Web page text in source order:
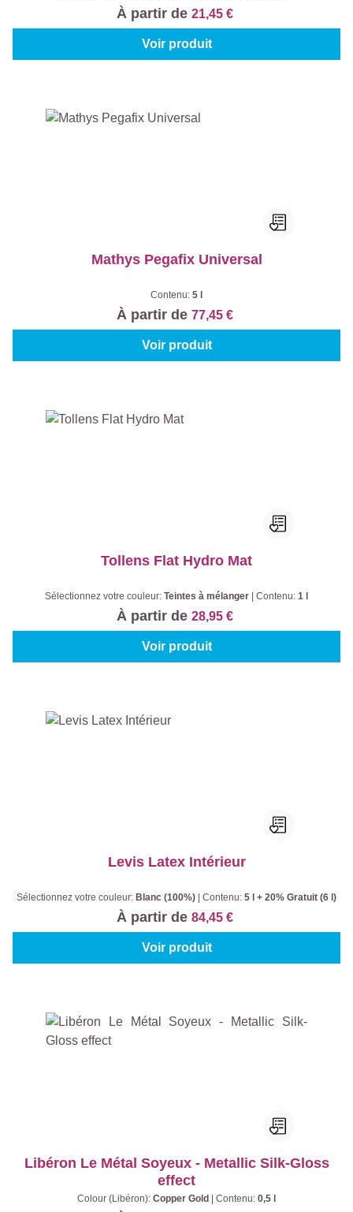
À partir de 21,45 €
Voir produit
Mathys Pegafix Universal
Contenu: 5 l
À partir de 77,45 €
Voir produit
Tollens Flat Hydro Mat
Sélectionnez votre couleur: Teintes à mélanger Contenu: 1 l
À partir de 28,95 €
Voir produit
Levis Latex Intérieur
Sélectionnez votre couleur: Blanc (100%) Contenu: 5 l + 20% Gratuit (6 l)
À partir de 84,45 €
Voir produit
Libéron Le Métal Soyeux - Metallic Silk-Gloss
effect
Colour (Libéron): Copper Gold Contenu: 0,5 l